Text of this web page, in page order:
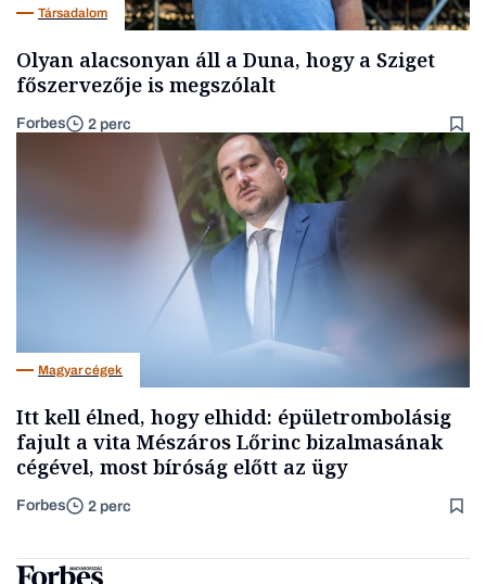
Társadalom
Olyan alacsonyan áll a Duna, hogy a Sziget
főszervezője is megszólalt
Forbes 2 perc
Magyar cégek
Itt kell élned, hogy elhidd: épületrombolásig
fajult a vita Mészáros Lőrinc bizalmasának
cégével, most bíróság előtt az ügy
Forbes 2 perc